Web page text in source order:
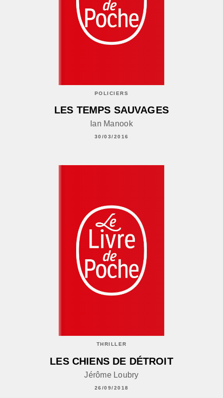
POLICIERS
LES TEMPS SAUVAGES
Ian Manook
30/03/2016
THRILLER
LES CHIENS DE DÉTROIT
Jérôme Loubry
26/09/2018